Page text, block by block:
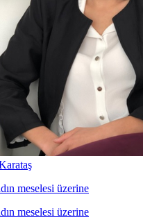
meselesi üzerine
meselesi üzerine